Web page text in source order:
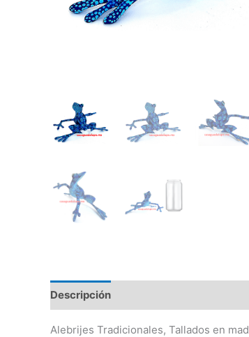
Descripción
Alebrijes Tradicionales, Tallados en